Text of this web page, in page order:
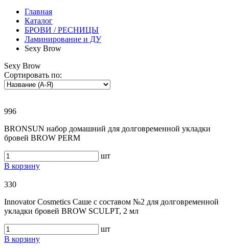
Главная
Каталог
БРОВИ / РЕСНИЦЫ
Ламинирование и ДУ
Sexy Brow
Sexy Brow
Сортировать по:
996
BRONSUN набор домашний для долговременной укладки
бровей BROW PERM
шт
В корзину
330
Innovator Cosmetics Саше с составом №2 для долговременной
укладки бровей BROW SCULPT, 2 мл
шт
В корзину